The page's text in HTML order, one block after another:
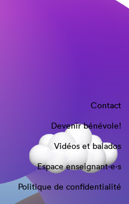
Contact
Devenir bénévole!
Vidéos et balados
Espace enseignant·e⋅s
Politique de confidentialité